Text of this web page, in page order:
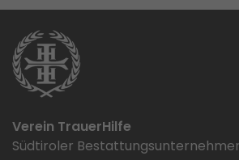
Verein TrauerHilfe
Südtiroler